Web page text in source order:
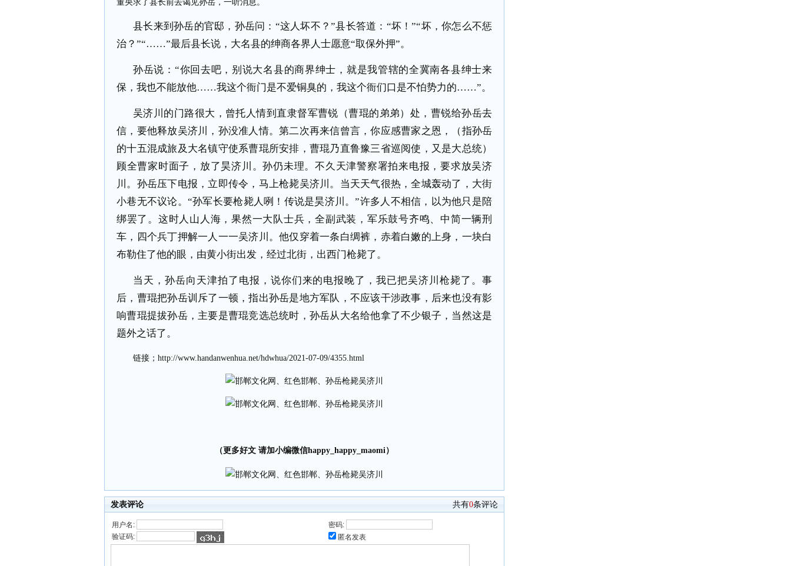
董央求了县长前去谒见孙岳，一听消息。
县长来到孙岳的官邸，孙岳问：“这人坏不？”县长答道：“坏！”“坏，你怎么不惩
治？”“……”最后县长说，大名县的绅商各界人士愿意“取保外押”。
孙岳说：“你回去吧，别说大名县的商界绅士，就是我管辖的全冀南各县绅士来
保，我也不能放他……我这个衙门是不爱铜臭的，我这个衙们口是不怕势力的……”。
吴济川的门路很大，曾托人情到直隶督军曹锐（曹琨的弟弟）处，曹锐给孙岳去
信，要他释放吴济川，孙没准人情。第二次再来信曾言，你应感曹家之恩，（指孙岳
的十五混成旅及大名镇守使系曹琨所安排，曹琨乃直鲁豫三省巡阅使，又是大总统）
顾全曹家时面子，放了昊济川。孙仍未理。不久天津警察署拍来电报，要求放吴济
川。孙岳压下电报，立即传令，马上枪毙吴济川。当天天气很热，全城轰动了，大街
小巷无不议论。“孙军长要枪毙人咧！传说是昊济川。”许多人不相信，以为他只是陪
绑罢了。这时人山人海，果然一大队士兵，全副武装，军乐鼓号齐鸣、中简一辆刑
车，四个兵丁押解一人一一吴济川。他仅穿着一条白绸裤，赤着白嫩的上身，一块白
布勒住了他的眼，由黄小街出发，经过北街，出西门枪毙了。
当天，孙岳向天津拍了电报，说你们来的电报晚了，我已把吴济川枪毙了。事
后，曹琨把孙岳训斥了一顿，指出孙岳是地方军队，不应该干涉政事，后来也没有影
响曹琨提拔孙岳，主要是曹琨竞选总统时，孙岳从大名给他拿了不少银子，当然这是
题外之话了。
链接； http://www.handanwenhua.net/hdwhua/2021-07-09/4355.html
（更多好文 请加小编微信happy_happy_maomi）
发表评论 共有0条评论
用户名:
密码:
验证码:
匿名发表